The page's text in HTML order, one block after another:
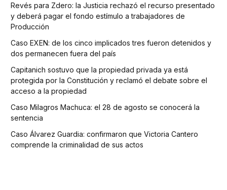
Revés para Zdero: la Justicia rechazó el recurso presentado
y deberá pagar el fondo estímulo a trabajadores de
Producción
Caso EXEN: de los cinco implicados tres fueron detenidos y
dos permanecen fuera del país
Capitanich sostuvo que la propiedad privada ya está
protegida por la Constitución y reclamó el debate sobre el
acceso a la propiedad
Caso Milagros Machuca: el 28 de agosto se conocerá la
sentencia
Caso Álvarez Guardia: confirmaron que Victoria Cantero
comprende la criminalidad de sus actos